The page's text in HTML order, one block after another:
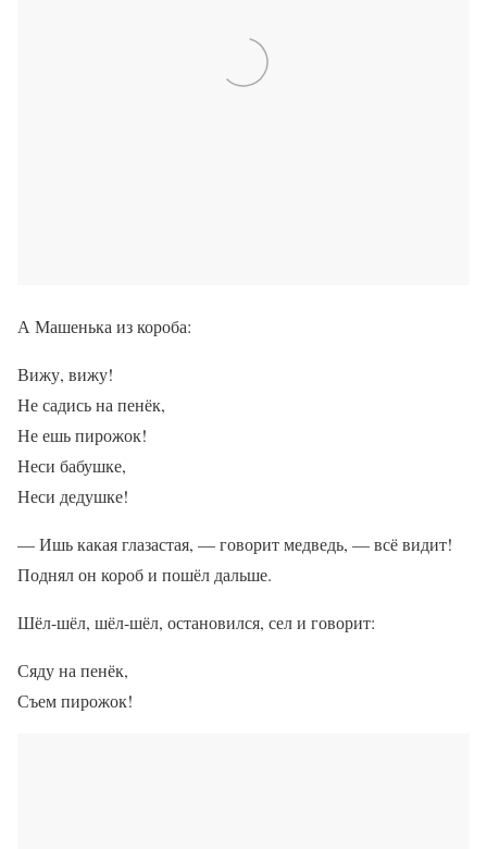
А Машенька из короба:
Вижу, вижу!
Не садись на пенёк,
Не ешь пирожок!
Неси бабушке,
Неси дедушке!
— Ишь какая глазастая, — говорит медведь, — всё видит!
Поднял он короб и пошёл дальше.
Шёл-шёл, шёл-шёл, остановился, сел и говорит:
Сяду на пенёк,
Съем пирожок!